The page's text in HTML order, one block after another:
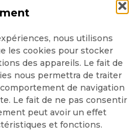
nous utilisons
les cookies pour stocker
des appareils. Le fait de
nous permettra de traiter
de navigation
Le fait de ne pas consentir
peut avoir un effet
et fonctions.
: ouverture
sur la
la dérogation